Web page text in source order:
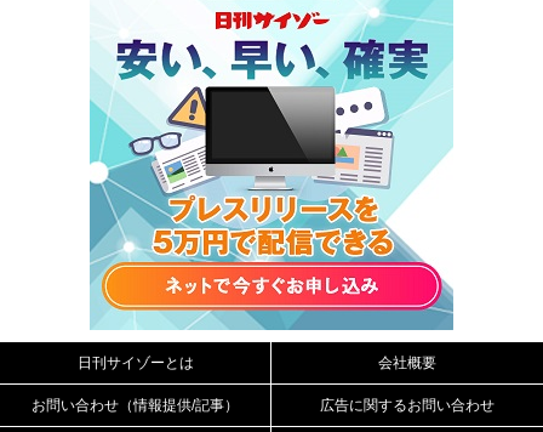
日刊サイゾーとは 会社概要
お問い合わせ（情報提供/記事） 広告に関するお問い合わせ